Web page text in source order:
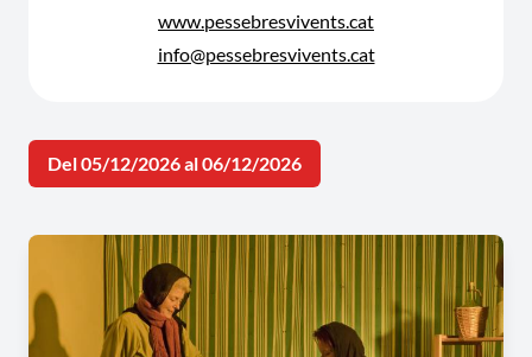
www.pessebresvivents.cat
info@pessebresvivents.cat
Del 05/12/2026 al 06/12/2026